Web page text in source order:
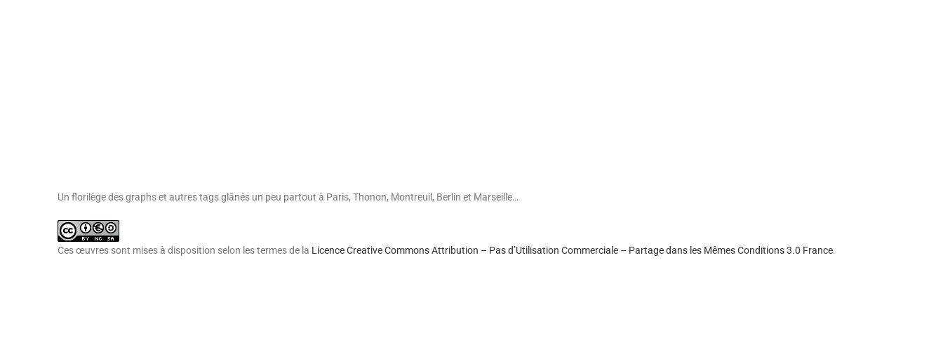
Un florilège des graphs et autres tags glânés un peu partout à Paris, Thonon, Montreuil, Berlin et Marseille…
Ces œuvres sont mises à disposition selon les termes de la Licence Creative Commons Attribution – Pas d’Utilisation Commerciale – Partage dans les Mêmes Conditions 3.0 France.